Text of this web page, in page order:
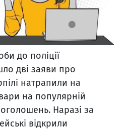
до поліції
дві заяви про
натрапили на
на популярній
Наразі за
відкрили